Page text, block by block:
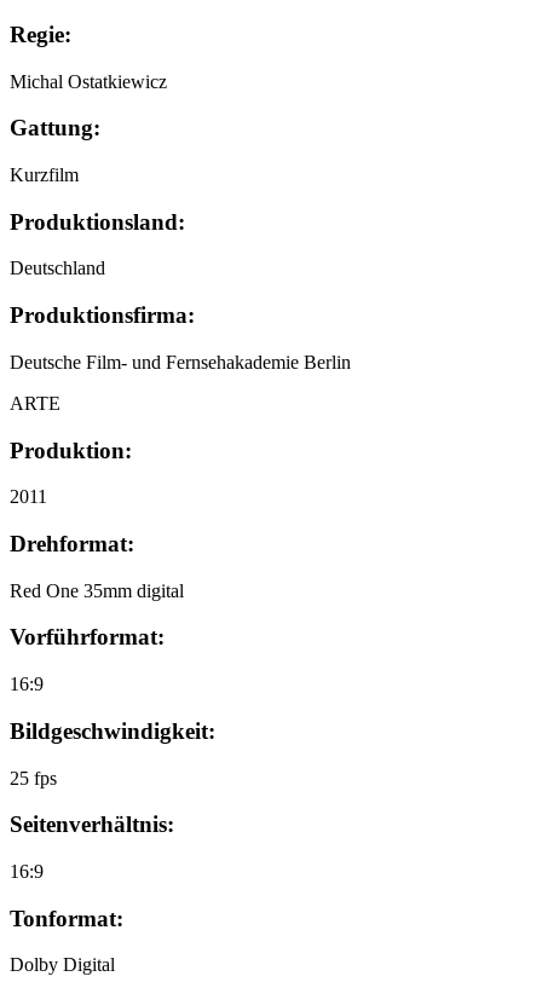
Regie:
Michal Ostatkiewicz
Gattung:
Kurzfilm
Produktionsland:
Deutschland
Produktionsfirma:
Deutsche Film- und Fernsehakademie Berlin
ARTE
Produktion:
2011
Drehformat:
Red One 35mm digital
Vorführformat:
16:9
Bildgeschwindigkeit:
25 fps
Seitenverhältnis:
16:9
Tonformat:
Dolby Digital